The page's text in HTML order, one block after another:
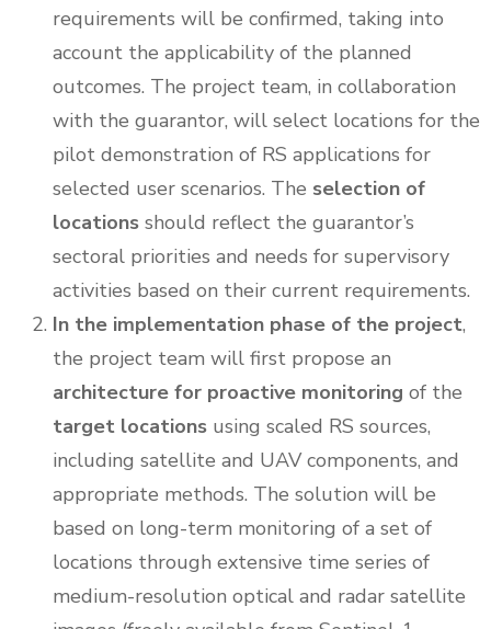
requirements will be confirmed, taking into
account the applicability of the planned
outcomes. The project team, in collaboration
with the guarantor, will select locations for the
pilot demonstration of RS applications for
selected user scenarios. The selection of
locations should reflect the guarantor’s
sectoral priorities and needs for supervisory
activities based on their current requirements.
In the implementation phase of the project,
the project team will first propose an
architecture for proactive monitoring of the
target locations using scaled RS sources,
including satellite and UAV components, and
appropriate methods. The solution will be
based on long-term monitoring of a set of
locations through extensive time series of
medium-resolution optical and radar satellite